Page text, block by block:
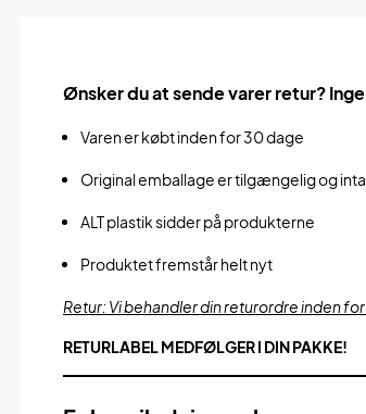
Ønsker du at sende varer retur?
Varen er købt inden for 30 dage
Original emballage er tilgængelig og
ALT plastik sidder på produkterne
Produktet fremstår helt nyt
Retur: Vi behandler din returordre inden
RETURLABEL MEDFØLGER I DIN PAKKE!